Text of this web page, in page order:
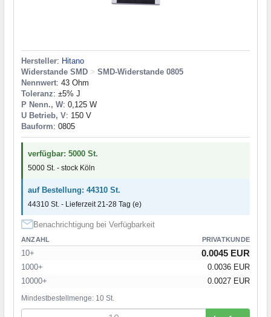
Hersteller: Hitano
Widerstande SMD > SMD-Widerstande 0805
Nennwert: 43 Ohm
Toleranz: ±5% J
P Nenn., W: 0,125 W
U Betrieb, V: 150 V
Bauform: 0805
verfügbar: 5000 St.
5000 St. - stock Köln
auf Bestellung: 44310 St.
44310 St. - Lieferzeit 21-28 Tag (e)
Benachrichtigung bei Verfügbarkeit
ANZAHL PRIVATKUNDE
10+ 0.0045 EUR
1000+
0.0036 EUR
10000+
0.0027 EUR
Mindestbestellmenge: 10 St.